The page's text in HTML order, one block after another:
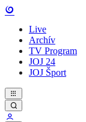
Live
Archív
TV Program
JOJ 24
JOJ Šport